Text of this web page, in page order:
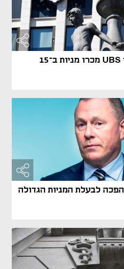
אחרי רווח שיא, מנהלי UBS מכרו מניות ב־15
לבעלת המניות הגדולה